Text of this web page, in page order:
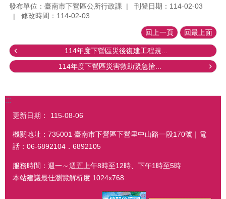
發布單位：臺南市下營區公所行政課
刊登日期：114-02-03
修改時間：114-02-03
回上一頁 回最上面
114年度下營區災後復建工程規...
114年度下營區災害救助緊急搶...
:::
更新日期： 115-08-06
機關地址：735001 臺南市下營區下營里中山路一段170號｜電
話：06-6892104．6892105
服務時間：週一～週五上午8時至12時、下午1時至5時
本站建議最佳瀏覽解析度 1024x768